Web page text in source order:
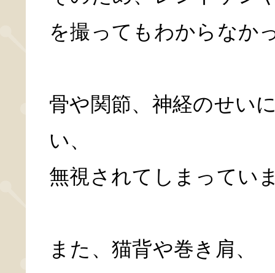
を撮ってもわからなか
骨や関節、神経のせい
い、
無視されてしまってい
また、猫背や巻き肩、